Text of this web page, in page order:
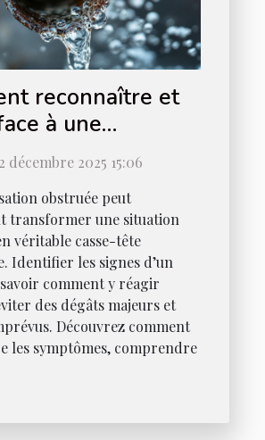
reconnaître et
à une
obstruée ?
décembre 2025 15:06
obstruée peut
transformer une situation
véritable casse-tête
Identifier les signes d’un
comment y réagir
des dégâts majeurs et
Découvrez comment
les symptômes, comprendre